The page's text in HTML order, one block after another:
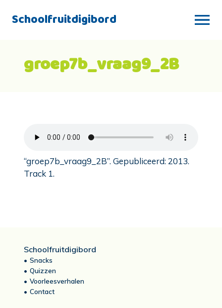
Schoolfruitdigibord
groep7b_vraag9_2B
“groep7b_vraag9_2B”. Gepubliceerd: 2013.
Track 1.
Schoolfruitdigibord
Snacks
Quizzen
Voorleesverhalen
Contact